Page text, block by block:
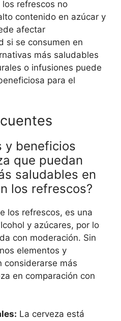
los refrescos no
contenido en azúcar y
afectar
si se consumen en
más saludables
o infusiones puede
para el
y beneficios
que puedan
saludables en
los refrescos?
los refrescos, es una
y azúcares, por lo
con moderación. Sin
elementos y
considerarse más
en comparación con
La cerveza está